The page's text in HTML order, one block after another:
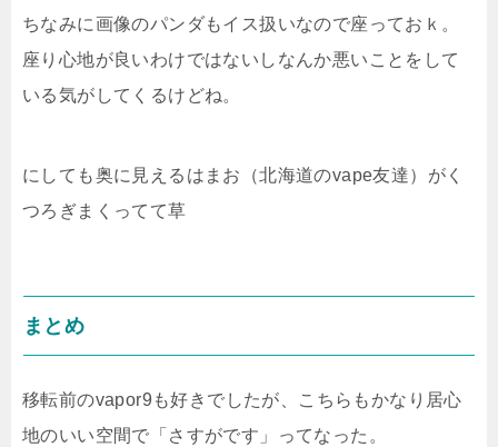
ちなみに画像のパンダもイス扱いなので座っておｋ。
座り心地が良いわけではないしなんか悪いことをして
いる気がしてくるけどね。
にしても奥に見えるはまお（北海道のvape友達）がく
つろぎまくってて草
まとめ
移転前のvapor9も好きでしたが、こちらもかなり居心
地のいい空間で「さすがです」ってなった。